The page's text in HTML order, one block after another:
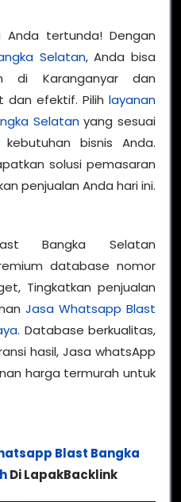
Anda tertunda! Dengan
Selatan, Anda bisa
di Karanganyar dan
dan efektif. Pilih layanan
Selatanyang sesuai
bisnis Anda.
solusi pemasaran
penjualan Anda hari ini.
Bangka Selatan
database nomor
Tingkatkan penjualan
Jasa Whatsapp Blast
. Database berkualitas,
hasil, Jasa whatsApp
harga termurah untuk
Blast Bangka
Di LapakBacklink